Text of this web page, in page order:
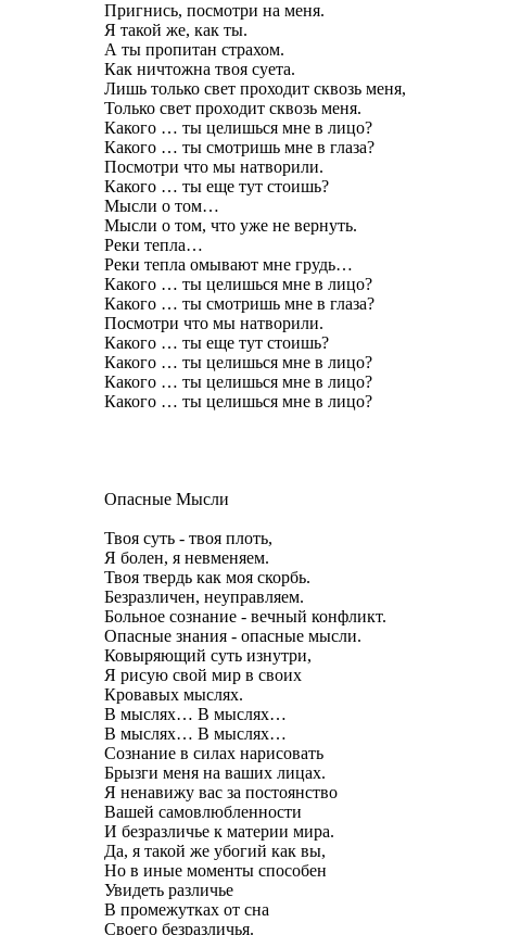
Пригнись, посмотри на меня.
Я такой же, как ты.
А ты пропитан страхом.
Как ничтожна твоя суета.
Лишь только свет проходит сквозь меня,
Только свет проходит сквозь меня.
Какого … ты целишься мне в лицо?
Какого … ты смотришь мне в глаза?
Посмотри что мы натворили.
Какого … ты еще тут стоишь?
Мысли о том…
Мысли о том, что уже не вернуть.
Реки тепла…
Реки тепла омывают мне грудь…
Какого … ты целишься мне в лицо?
Какого … ты смотришь мне в глаза?
Посмотри что мы натворили.
Какого … ты еще тут стоишь?
Какого … ты целишься мне в лицо?
Какого … ты целишься мне в лицо?
Какого … ты целишься мне в лицо?
Опасные Мысли
Твоя суть - твоя плоть,
Я болен, я невменяем.
Твоя твердь как моя скорбь.
Безразличен, неуправляем.
Больное сознание - вечный конфликт.
Опасные знания - опасные мысли.
Ковыряющий суть изнутри,
Я рисую свой мир в своих
Кровавых мыслях.
В мыслях… В мыслях…
В мыслях… В мыслях…
Сознание в силах нарисовать
Брызги меня на ваших лицах.
Я ненавижу вас за постоянство
Вашей самовлюбленности
И безразличье к материи мира.
Да, я такой же убогий как вы,
Но в иные моменты способен
Увидеть различье
В промежутках от сна
Своего безразличья.